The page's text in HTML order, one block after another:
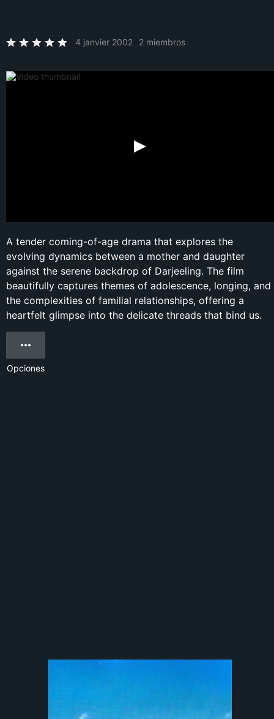
4 janvier 2002 2 miembros
A tender coming-of-age drama that explores the
evolving dynamics between a mother and daughter
against the serene backdrop of Darjeeling. The film
beautifully captures themes of adolescence, longing, and
the complexities of familial relationships, offering a
heartfelt glimpse into the delicate threads that bind us.
Opciones